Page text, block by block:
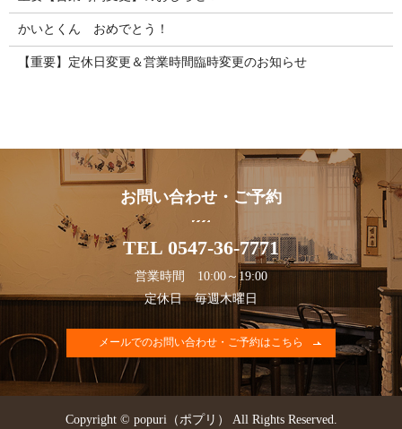
かいとくん おめでとう！
【重要】定休日変更＆営業時間臨時変更のお知らせ
お問い合わせ・ご予約
TEL 0547-36-7771
営業時間 10:00～19:00
定休日 毎週木曜日
メールでのお問い合わせ・ご予約はこちら
Copyright © popuri（ポプリ） All Rights Reserved.